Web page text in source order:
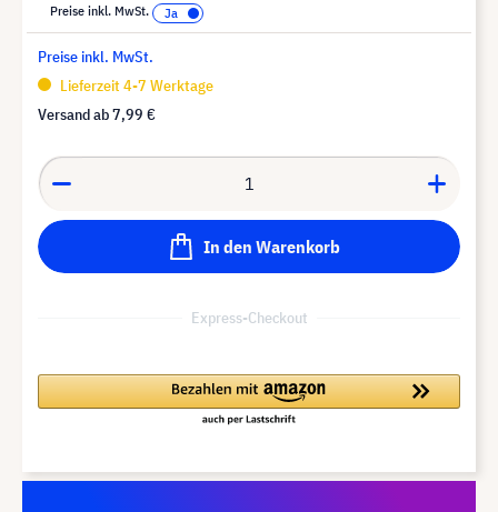
Preise inkl. MwSt.
Preise inkl. MwSt.
Lieferzeit 4-7 Werktage
Versand ab7,99 €
In den Warenkorb
Express-Checkout